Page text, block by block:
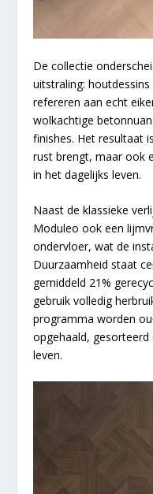
De collectie
uitstraling:
refereren aan echt
wolkachtige
finishes. Het resultaat
rust brengt, maar ook
in het dagelijks leven.
Naast de klassieke
Moduleo ook een
ondervloer, wat de
Duurzaamheid staat
gemiddeld 21%
gebruik volledig
programma worden
opgehaald,
leven.